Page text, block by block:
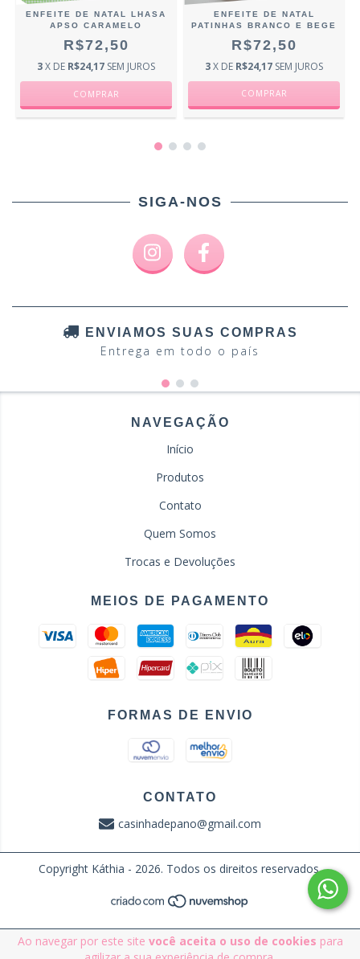
Ao navegar por este site você aceita o uso de cookies para
ENFEITE DE NATAL LHASA
APSO CARAMELO
R$72,50
3X DE R$24,17 SEM JUROS
ENFEITE DE NATAL
PATINHAS BRANCO E BEGE
R$72,50
3X DE R$24,17 SEM JUROS
SIGA-NOS
ENVIAMOS SUAS COMPRAS
Entrega em todo o país
NAVEGAÇÃO
Início
Produtos
Contato
Quem Somos
Trocas e Devoluções
MEIOS DE PAGAMENTO
FORMAS DE ENVIO
CONTATO
casinhadepano@gmail.com
Copyright Káthia - 2026. Todos os direitos reservados.